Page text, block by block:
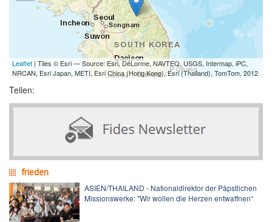
Leaflet | Tiles © Esri — Source: Esri, DeLorme, NAVTEQ, USGS, Intermap, iPC,
NRCAN, Esri Japan, METI, Esri China (Hong Kong), Esri (Thailand), TomTom, 2012
Teilen:
frieden
ASIEN/THAILAND - Nationaldirektor der Päpstlichen
Missionswerke: "Wir wollen die Herzen entwaffnen“